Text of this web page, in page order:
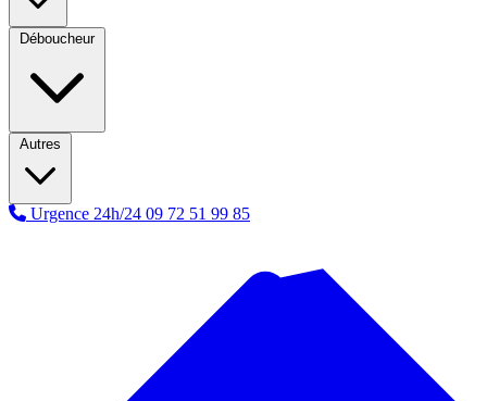
Déboucheur
Autres
Urgence 24h/24 09 72 51 99 85